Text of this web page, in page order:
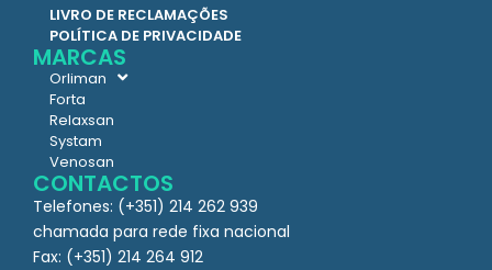
LIVRO DE RECLAMAÇÕES
POLÍTICA DE PRIVACIDADE
MARCAS
Orliman
Forta
Relaxsan
Systam
Venosan
CONTACTOS
Telefones: (+351) 214 262 939
chamada para rede fixa nacional
Fax: (+351) 214 264 912